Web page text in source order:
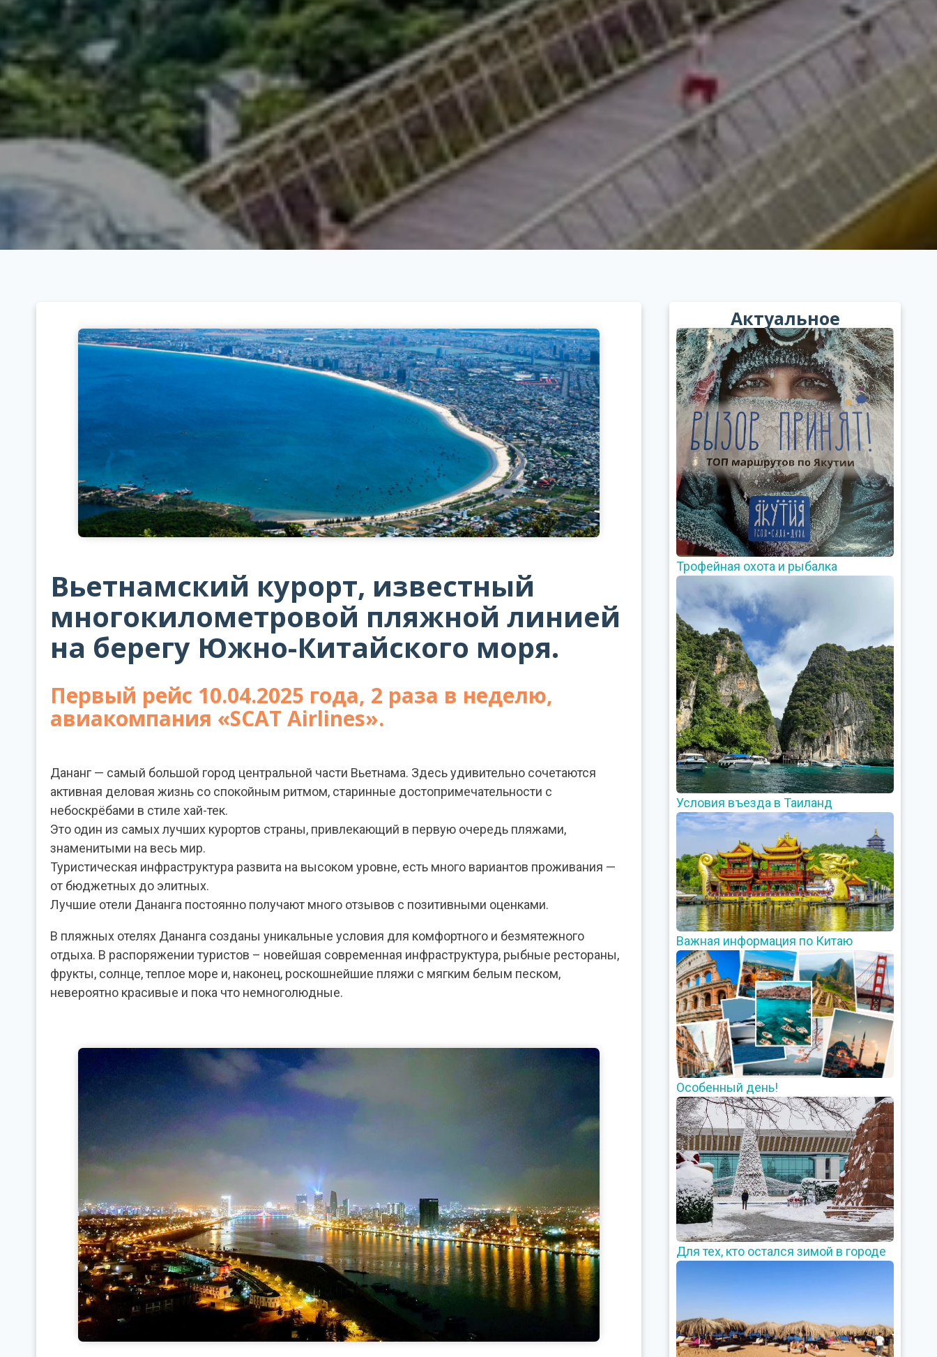
Вьетнамский курорт, известный
многокилометровой пляжной линией
на берегу Южно-Китайского моря.
Первый рейс 10.04.2025 года, 2 раза в неделю,
авиакомпания «SCAT Airlines».
Дананг — самый большой город центральной части Вьетнама. Здесь удивительно сочетаются
активная деловая жизнь со спокойным ритмом, старинные достопримечательности с
небоскрёбами в стиле хай-тек.
Это один из самых лучших курортов страны, привлекающий в первую очередь пляжами,
знаменитыми на весь мир.
Туристическая инфраструктура развита на высоком уровне, есть много вариантов проживания —
от бюджетных до элитных.
Лучшие отели Дананга постоянно получают много отзывов с позитивными оценками.
В пляжных отелях Дананга созданы уникальные условия для комфортного и безмятежного
отдыха. В распоряжении туристов – новейшая современная инфраструктура, рыбные рестораны,
фрукты, солнце, теплое море и, наконец, роскошнейшие пляжи с мягким белым песком,
невероятно красивые и пока что немноголюдные.
Актуальное
Трофейная охота и рыбалка
Условия въезда в Таиланд
Важная информация по Китаю
Особенный день!
Для тех, кто остался зимой в городе